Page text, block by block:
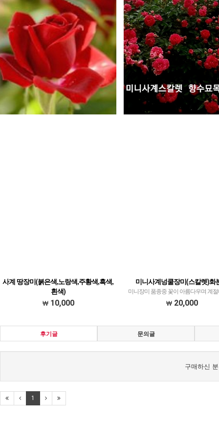
사계 땅장미(붉은색,노랑색,주황색,흑색,
흰색)
서리내릴때까지 꽃을 볼수있는사계성 장미 질때
10,000
미니사계넝쿨장미(스칼렛)화
미니장미 품종중 꽃이 아름다우며 계
수있는 향기로운 줄 정원장미
20,000
후기글 문의글
구매하신
1